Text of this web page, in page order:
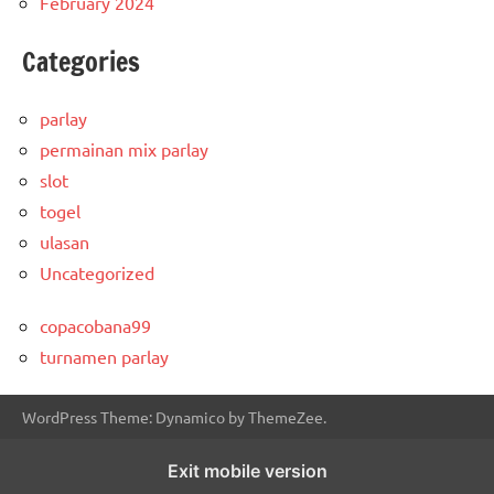
Categories
parlay
permainan mix parlay
slot
togel
ulasan
Uncategorized
copacobana99
turnamen parlay
WordPress Theme: Dynamico by ThemeZee.
Exit mobile version